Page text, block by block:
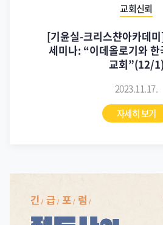
교회신뢰
[기윤실-크리스챤아카데
세미나: “이데올로기와
교회”(12/1)
2023.11.17.
자세히 보기